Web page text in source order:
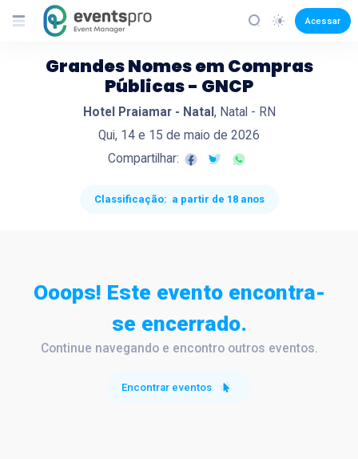
EventsPro Acessar
Grandes Nomes em Compras
Públicas - GNCP
Hotel Praiamar - Natal , Natal - RN
Qui, 14 e 15 de maio de 2026
Compartilhar:
Classificação: a partir de 18 anos
Ooops! Este evento encontra-
se encerrado.
Continue navegando e encontro outros eventos.
Encontrar eventos